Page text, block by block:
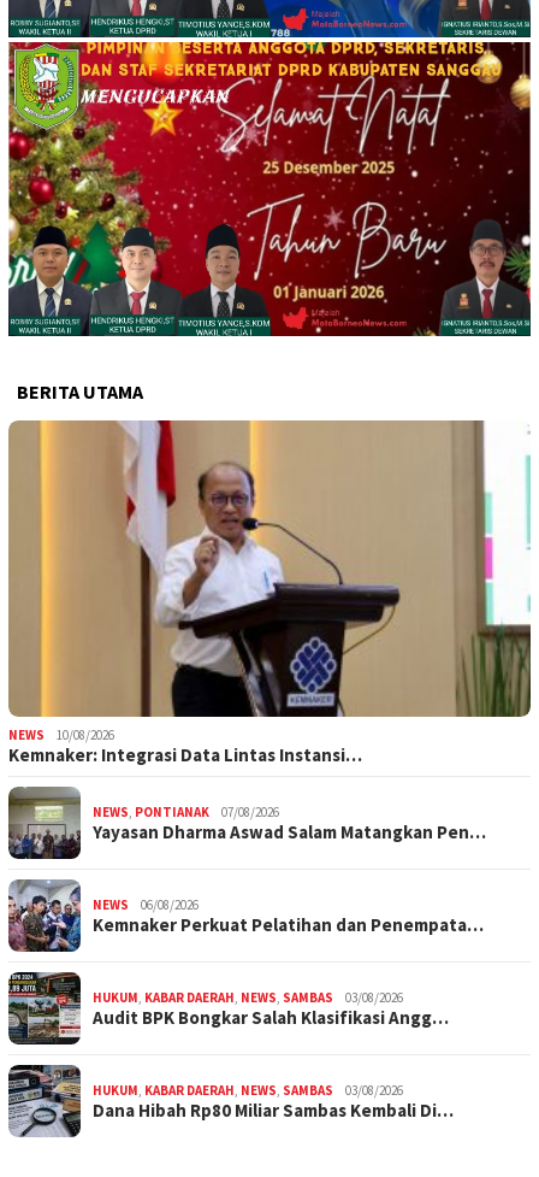
BERITA UTAMA
NEWS 10/08/2026
Kemnaker: Integrasi Data Lintas Instansi…
NEWS, PONTIANAK 07/08/2026
Yayasan Dharma Aswad Salam Matangkan Pen…
NEWS 06/08/2026
Kemnaker Perkuat Pelatihan dan Penempata…
HUKUM, KABAR DAERAH, NEWS, SAMBAS 03/08/2026
Audit BPK Bongkar Salah Klasifikasi Angg…
HUKUM, KABAR DAERAH, NEWS, SAMBAS 03/08/2026
Dana Hibah Rp80 Miliar Sambas Kembali Di…